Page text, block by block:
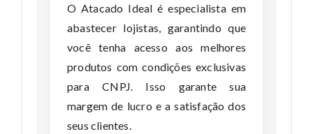
O Atacado Ideal é especialista em
abastecer lojistas, garantindo que
você tenha acesso aos melhores
produtos com condições exclusivas
para CNPJ. Isso garante sua
margem de lucro e a satisfação dos
seus clientes.